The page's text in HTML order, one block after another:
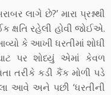
લાગે છે?’ મારા પ્રશ્નથી
ક્ષતિ રહેલી હોવી જોઈએ.
કે આખી ધરતીમાં શોધી
પર શોધ્યું એમાં કેવળ
કડી કૈંક મોળી પડે
આવે અને પછી ‘ધરતીની